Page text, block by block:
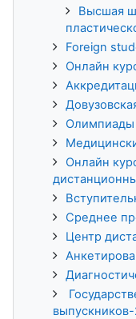
Высшая
Foreign
Онлайн
Онлайн
Среднее
Центр